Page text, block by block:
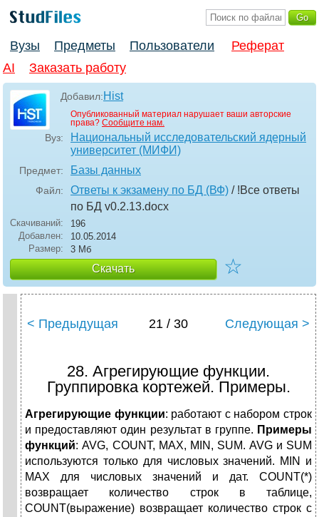
Вузы Предметы Пользователи
Реферат
AI
Заказать работу
Добавил:Hist
Опубликованный материал нарушает ваши авторские
права? Сообщите нам.
Вуз:
Национальный исследовательский ядерный
университет (МИФИ)
Предмет: Базы данных
Файл: Ответы к экзамену по БД (ВФ) / !Все ответы
по БД v0.2.13.docx
Скачиваний:
196
Добавлен:
10.05.2014
Размер:
3 Мб
Скачать ☆
< Предыдущая 21 / 30 Следующая >
28. Агрегирующие функции.
Группировка кортежей. Примеры.
Агрегирующие функции: работают с набором строк
и предоставляют один результат в группе. Примеры
функций: AVG, COUNT, MAX, MIN, SUM. AVG и SUM
используются только для числовых значений. MIN и
MAX для числовых значений и дат. COUNT(*)
возвращает количество строк в таблице,
COUNT(выражение) возвращает количество строк с